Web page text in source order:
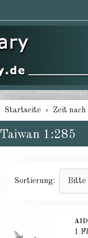
Startseite Zeit
Taiwan 1:285
Sortierung:
1